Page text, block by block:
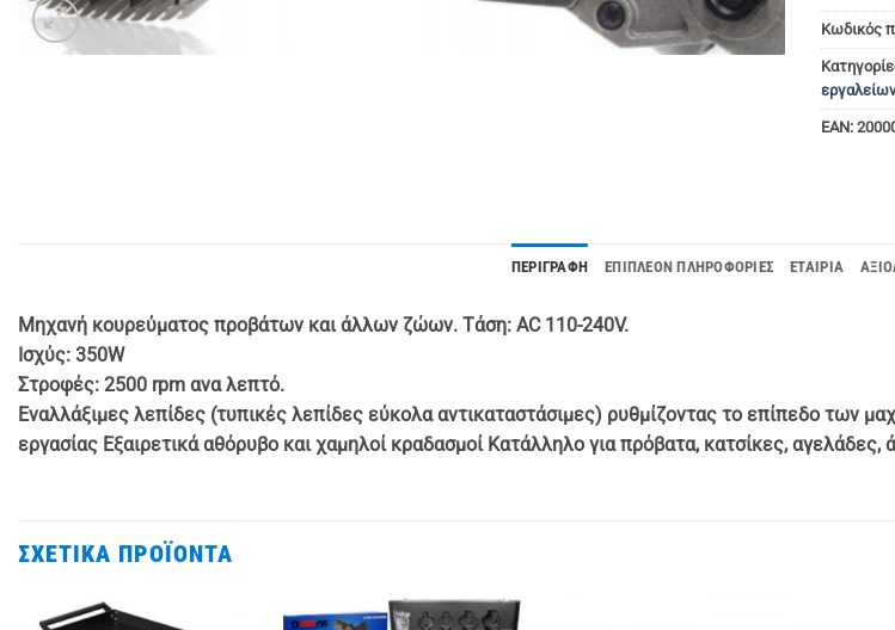
Κωδικός
εργαλείων
EAN:
ΠΕΡΙΓΡΑΦΉ ΕΠΙΠΛΈΟΝ ΠΛΗΡΟΦΟΡΊΕΣ ΕΤΑΙΡΊΑ
Μηχανή κουρεύματος προβάτων και άλλων ζώων. Τάση: AC 110-240V.
Ισχύς: 350W
Στροφές: 2500 rpm ανα λεπτό.
Εναλλάξιμες λεπίδες (τυπικές λεπίδες εύκολα αντικαταστάσιμες) ρυθμίζοντας το επίπεδο των
εργασίας Εξαιρετικά αθόρυβο και χαμηλοί κραδασμοί Κατάλληλο για πρόβατα, κατσίκες,
ΣΧΕΤΙΚΆ ΠΡΟΪΌΝΤΑ